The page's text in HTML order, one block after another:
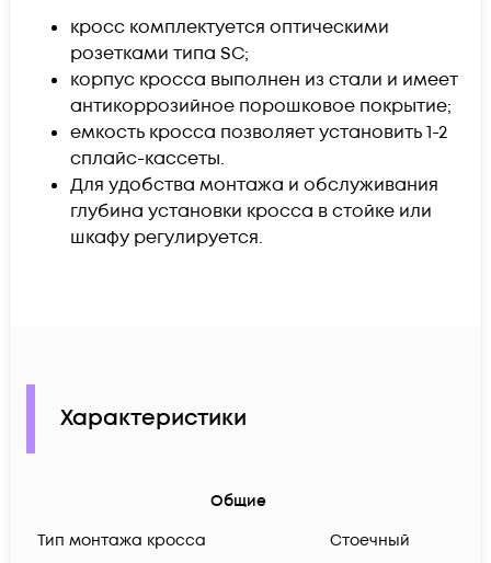
кросс комплектуется оптическими
розетками типа SC;
корпус кросса выполнен из стали и имеет
антикоррозийное порошковое покрытие;
емкость кросса позволяет установить 1-2
сплайс-кассеты.
Для удобства монтажа и обслуживания
глубина установки кросса в стойке или
шкафу регулируется.
Характеристики
Общие
Тип монтажа кросса
Стоечный